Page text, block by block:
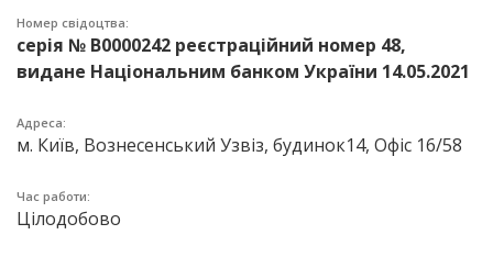
Номер свідоцтва:
серія № В0000242 реєстраційний номер 48,
видане Національним банком України 14.05.2021
Адреса:
м. Київ, Вознесенський Узвіз, будинок14, Офіс 16/58
Час работи:
Цілодобово